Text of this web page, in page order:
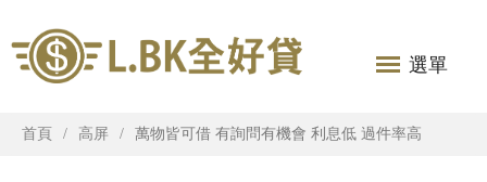
選單
首頁 高屏 萬物皆可借 有詢問有機會 利息低 過件率高